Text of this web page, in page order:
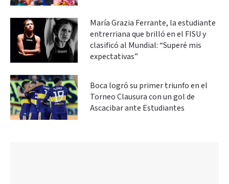
María Grazia Ferrante, la estudiante
entrerriana que brilló en el FISU y
clasificó al Mundial: “Superé mis
expectativas”
Boca logró su primer triunfo en el
Torneo Clausura con un gol de
Ascacibar ante Estudiantes